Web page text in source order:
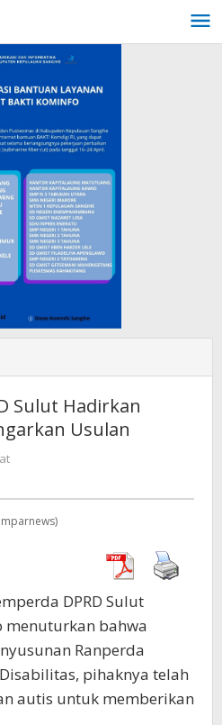
Autis
Sulut Hadirkan
Usulan
DPRD Sulut
menuturkan bahwa
Ranperda
pihaknya telah
autis untuk memberikan